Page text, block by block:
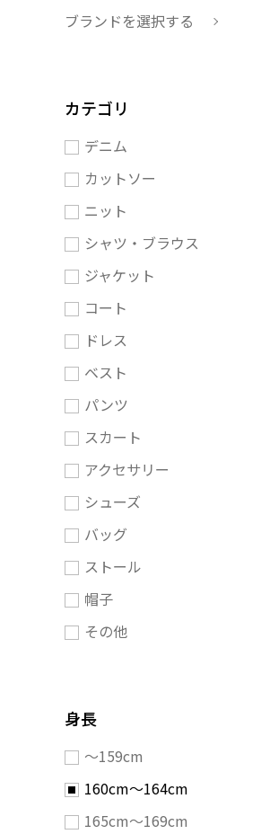
ブランドを選択する
カテゴリ
デニム
カットソー
ニット
シャツ・ブラウス
ジャケット
コート
ドレス
ベスト
パンツ
スカート
アクセサリー
シューズ
バッグ
ストール
帽子
その他
身長
〜159cm
160cm〜164cm
165cm〜169cm